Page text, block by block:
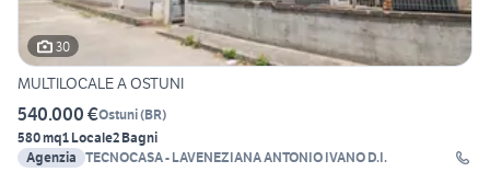
30
MULTILOCALE A OSTUNI
540.000 €Ostuni(BR)
580 mq1 Locale2 Bagni
Agenzia TECNOCASA - LAVENEZIANA ANTONIO IVANO D.I.